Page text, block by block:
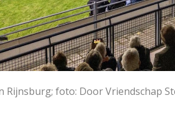
Rijnsburg; foto: Door Vriendschap